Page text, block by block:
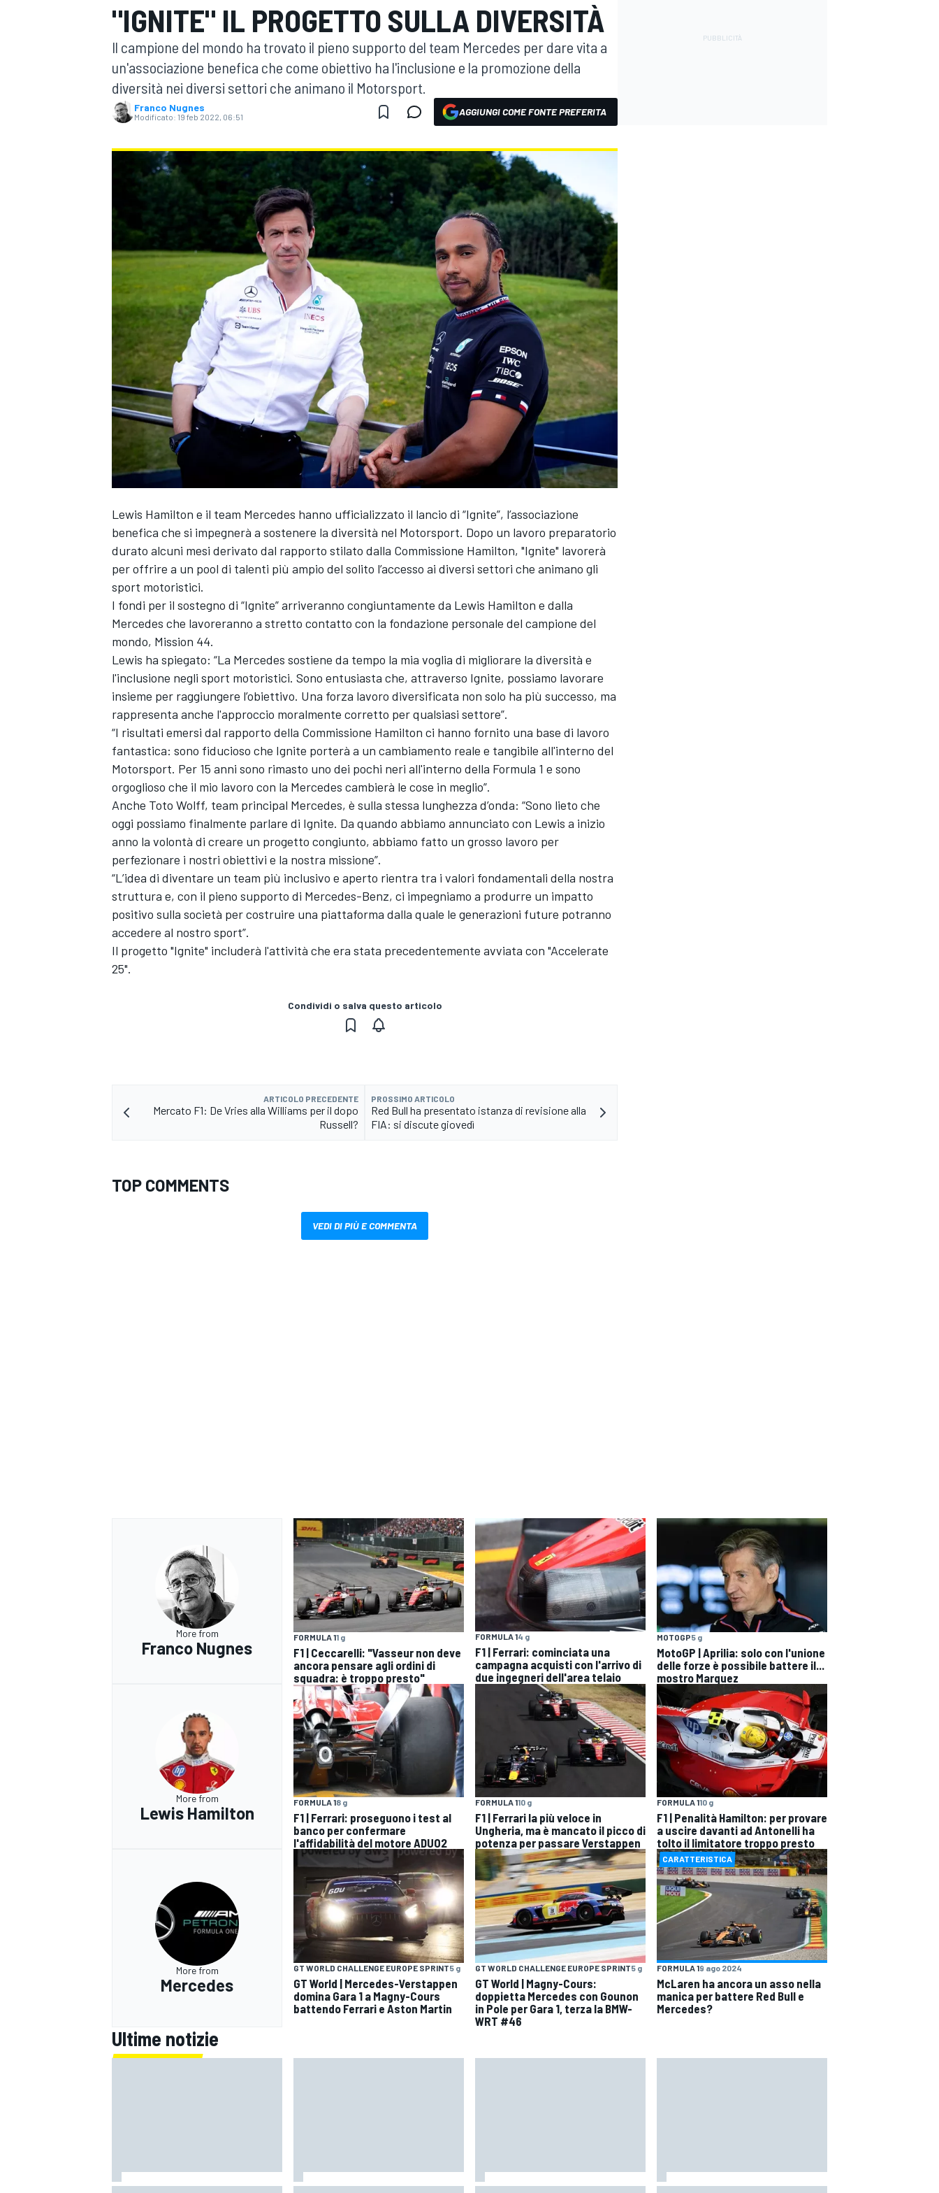
MOTOGP WEC
MONOPOSTO
ENDURANCE/GT
"IGNITE" IL PROGETTO SULLA DIVERSITÀ
Il campione del mondo ha trovato il pieno supporto del team Mercedes per dare vita a
un'associazione benefica che come obiettivo ha l'inclusione e la promozione della
diversità nei diversi settori che animano il Motorsport.
Franco Nugnes
Modificato: 19 feb 2022, 06:51 AGGIUNGI COME FONTE PREFERITA
Lewis Hamilton e il team Mercedes hanno ufficializzato il lancio di “Ignite”, l’associazione
benefica che si impegnerà a sostenere la diversità nel Motorsport. Dopo un lavoro preparatorio
durato alcuni mesi derivato dal rapporto stilato dalla Commissione Hamilton, "Ignite" lavorerà
per offrire a un pool di talenti più ampio del solito l’accesso ai diversi settori che animano gli
sport motoristici.
I fondi per il sostegno di “Ignite” arriveranno congiuntamente da Lewis Hamilton e dalla
Mercedes che lavoreranno a stretto contatto con la fondazione personale del campione del
mondo, Mission 44.
Lewis ha spiegato: “La Mercedes sostiene da tempo la mia voglia di migliorare la diversità e
l'inclusione negli sport motoristici. Sono entusiasta che, attraverso Ignite, possiamo lavorare
insieme per raggiungere l’obiettivo. Una forza lavoro diversificata non solo ha più successo, ma
rappresenta anche l'approccio moralmente corretto per qualsiasi settore”.
“I risultati emersi dal rapporto della Commissione Hamilton ci hanno fornito una base di lavoro
fantastica: sono fiducioso che Ignite porterà a un cambiamento reale e tangibile all'interno del
Motorsport. Per 15 anni sono rimasto uno dei pochi neri all'interno della Formula 1 e sono
orgoglioso che il mio lavoro con la Mercedes cambierà le cose in meglio”.
Anche Toto Wolff, team principal Mercedes, è sulla stessa lunghezza d’onda: “Sono lieto che
oggi possiamo finalmente parlare di Ignite. Da quando abbiamo annunciato con Lewis a inizio
anno la volontà di creare un progetto congiunto, abbiamo fatto un grosso lavoro per
perfezionare i nostri obiettivi e la nostra missione”.
“L’idea di diventare un team più inclusivo e aperto rientra tra i valori fondamentali della nostra
struttura e, con il pieno supporto di Mercedes-Benz, ci impegniamo a produrre un impatto
positivo sulla società per costruire una piattaforma dalla quale le generazioni future potranno
accedere al ​​nostro sport”.
Il progetto "Ignite" includerà l'attività che era stata precedentemente avviata con "Accelerate
25".
Condividi o salva questo articolo
ARTICOLO PRECEDENTE
Mercato F1: De Vries alla Williams per il dopo
Russell?
PROSSIMO ARTICOLO
Red Bull ha presentato istanza di revisione alla
FIA: si discute giovedì
TOP COMMENTS
VEDI DI PIÙ E COMMENTA
More from
Franco Nugnes
FORMULA 11 g
F1 | Ceccarelli: "Vasseur non deve
ancora pensare agli ordini di
squadra: è troppo presto"
FORMULA 14 g
F1 | Ferrari: cominciata una
campagna acquisti con l'arrivo di
due ingegneri dell'area telaio
MOTOGP5 g
MotoGP | Aprilia: solo con l'unione
delle forze è possibile battere il...
mostro Marquez
More from
Lewis Hamilton
FORMULA 18 g
F1 | Ferrari: proseguono i test al
banco per confermare
l'affidabilità del motore ADUO2
FORMULA 110 g
F1 | Ferrari la più veloce in
Ungheria, ma è mancato il picco di
potenza per passare Verstappen
FORMULA 110 g
F1 | Penalità Hamilton: per provare
a uscire davanti ad Antonelli ha
tolto il limitatore troppo presto
More from
Mercedes
GT WORLD CHALLENGE EUROPE SPRINT5 g
GT World | Mercedes-Verstappen
domina Gara 1 a Magny-Cours
battendo Ferrari e Aston Martin
GT WORLD CHALLENGE EUROPE SPRINT5 g
GT World | Magny-Cours:
doppietta Mercedes con Gounon
in Pole per Gara 1, terza la BMW-
WRT #46
CARATTERISTICA
FORMULA 19 ago 2024
McLaren ha ancora un asso nella
manica per battere Red Bull e
Mercedes?
Ultime notizie